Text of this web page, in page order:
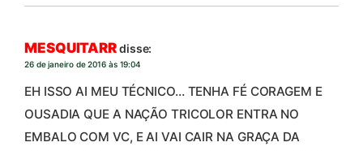
MESQUITARRdisse:
26 de janeiro de 2016 às 19:04
EH ISSO AI MEU TÉCNICO… TENHA FÉ CORAGEM E
OUSADIA QUE A NAÇÃO TRICOLOR ENTRA NO
EMBALO COM VC, E AI VAI CAIR NA GRAÇA DA